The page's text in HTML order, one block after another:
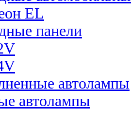
EL
панели
автолампы
автолампы